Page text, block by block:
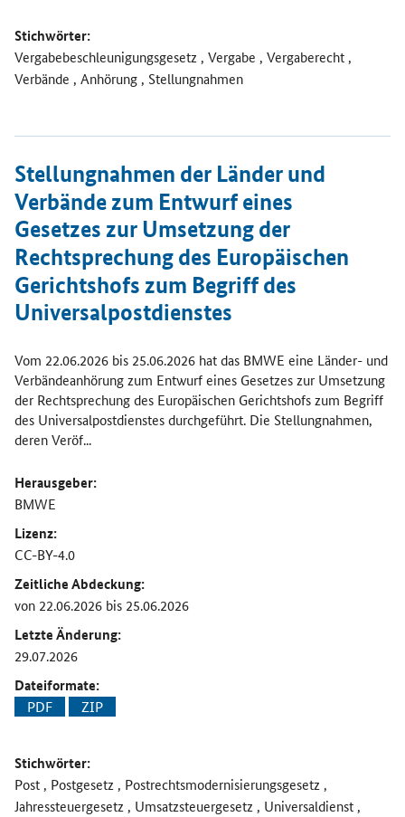
Stichwörter:
Vergabebeschleunigungsgesetz , Vergabe , Vergaberecht ,
Verbände , Anhörung , Stellungnahmen
Stellungnahmen der Länder und
Verbände zum Entwurf eines
Gesetzes zur Umsetzung der
Rechtsprechung des Europäischen
Gerichtshofs zum Begriff des
Universalpostdienstes
Vom 22.06.2026 bis 25.06.2026 hat das BMWE eine Länder- und
Verbändeanhörung zum Entwurf eines Gesetzes zur Umsetzung
der Rechtsprechung des Europäischen Gerichtshofs zum Begriff
des Universalpostdienstes durchgeführt. Die Stellungnahmen,
deren Veröf...
Herausgeber:
BMWE
Lizenz:
CC-BY-4.0
Zeitliche Abdeckung:
von 22.06.2026 bis 25.06.2026
Letzte Änderung:
29.07.2026
Dateiformate:
PDF ZIP
Stichwörter:
Post , Postgesetz , Postrechtsmodernisierungsgesetz ,
Jahressteuergesetz , Umsatzsteuergesetz , Universaldienst ,
Öffnet Einzelsicht